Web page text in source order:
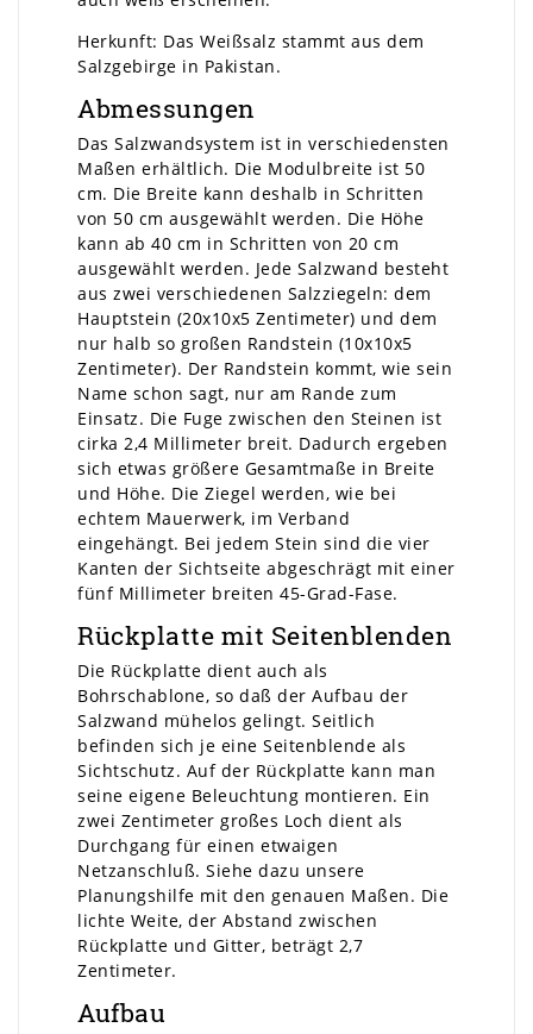
Herkunft: Das Weißsalz stammt aus dem
Salzgebirge in Pakistan.
Abmessungen
Das Salzwandsystem ist in verschiedensten
Maßen erhältlich. Die Modulbreite ist 50
cm. Die Breite kann deshalb in Schritten
von 50 cm ausgewählt werden. Die Höhe
kann ab 40 cm in Schritten von 20 cm
ausgewählt werden. Jede Salzwand besteht
aus zwei verschiedenen Salzziegeln: dem
Hauptstein (20x10x5 Zentimeter) und dem
nur halb so großen Randstein (10x10x5
Zentimeter). Der Randstein kommt, wie sein
Name schon sagt, nur am Rande zum
Einsatz. Die Fuge zwischen den Steinen ist
cirka 2,4 Millimeter breit. Dadurch ergeben
sich etwas größere Gesamtmaße in Breite
und Höhe. Die Ziegel werden, wie bei
echtem Mauerwerk, im Verband
eingehängt. Bei jedem Stein sind die vier
Kanten der Sichtseite abgeschrägt mit einer
fünf Millimeter breiten 45-Grad-Fase.
Rückplatte mit Seitenblenden
Die Rückplatte dient auch als
Bohrschablone, so daß der Aufbau der
Salzwand mühelos gelingt. Seitlich
befinden sich je eine Seitenblende als
Sichtschutz. Auf der Rückplatte kann man
seine eigene Beleuchtung montieren. Ein
zwei Zentimeter großes Loch dient als
Durchgang für einen etwaigen
Netzanschluß. Siehe dazu unsere
Planungshilfe mit den genauen Maßen. Die
lichte Weite, der Abstand zwischen
Rückplatte und Gitter, beträgt 2,7
Zentimeter.
Aufbau